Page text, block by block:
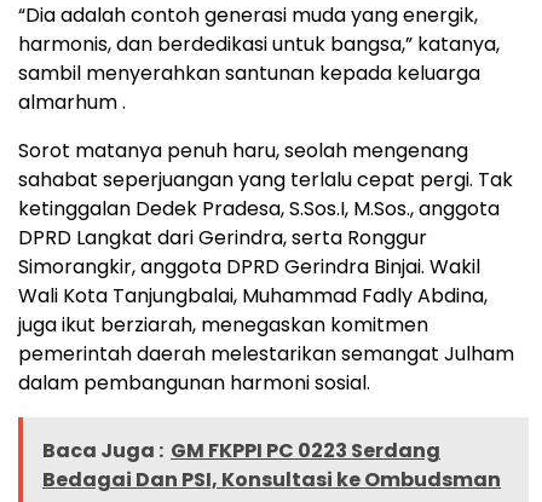
“Dia adalah contoh generasi muda yang energik,
harmonis, dan berdedikasi untuk bangsa,” katanya,
sambil menyerahkan santunan kepada keluarga
almarhum .
Sorot matanya penuh haru, seolah mengenang
sahabat seperjuangan yang terlalu cepat pergi. Tak
ketinggalan Dedek Pradesa, S.Sos.I, M.Sos., anggota
DPRD Langkat dari Gerindra, serta Ronggur
Simorangkir, anggota DPRD Gerindra Binjai. Wakil
Wali Kota Tanjungbalai, Muhammad Fadly Abdina,
juga ikut berziarah, menegaskan komitmen
pemerintah daerah melestarikan semangat Julham
dalam pembangunan harmoni sosial.
Baca Juga : GM FKPPI PC 0223 Serdang
Bedagai Dan PSI, Konsultasi ke Ombudsman